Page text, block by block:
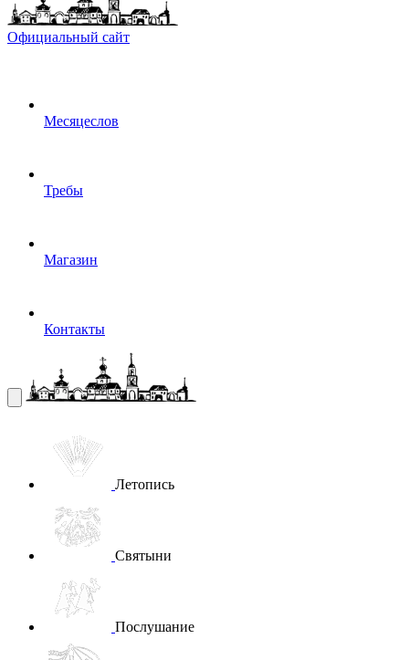
Официальный сайт
Месяцеслов
Требы
Магазин
Контакты
Летопись
Святыни
Послушание